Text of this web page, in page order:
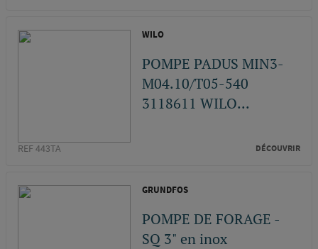
WILO
POMPE PADUS MIN3-
M04.10/T05-540
3118611 WILO...
REF 443TA DÉCOUVRIR
GRUNDFOS
POMPE DE FORAGE -
SQ 3" en inox